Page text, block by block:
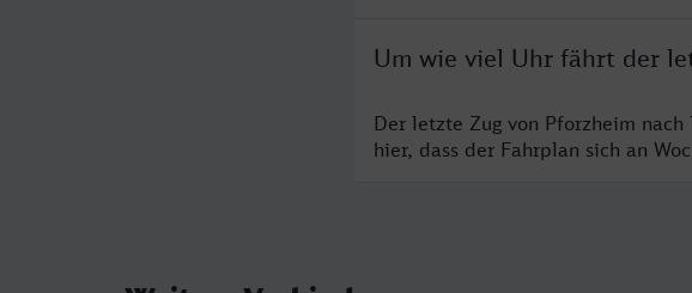
Um wie viel Uhr fährt der
Der letzte Zug von Pforzheim
hier, dass der Fahrplan sich an